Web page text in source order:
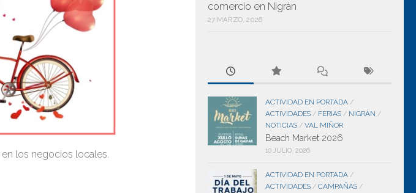
los negocios locales.
comercio en Nigrán
27 MARZO, 2026
ACTIVIDAD EN PORTADA /
ACTIVIDADES / FERIAS / NIGRÁN /
NOTICIAS / VAL MIÑOR
Beach Market 2026
10 JULIO, 2026
ACTIVIDAD EN PORTADA /
ACTIVIDADES / CAMPAÑAS /